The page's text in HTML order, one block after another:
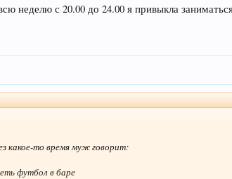
неделю с 20.00 до 24.00 я привыкла
какое-то время муж говорит:
футбол в баре